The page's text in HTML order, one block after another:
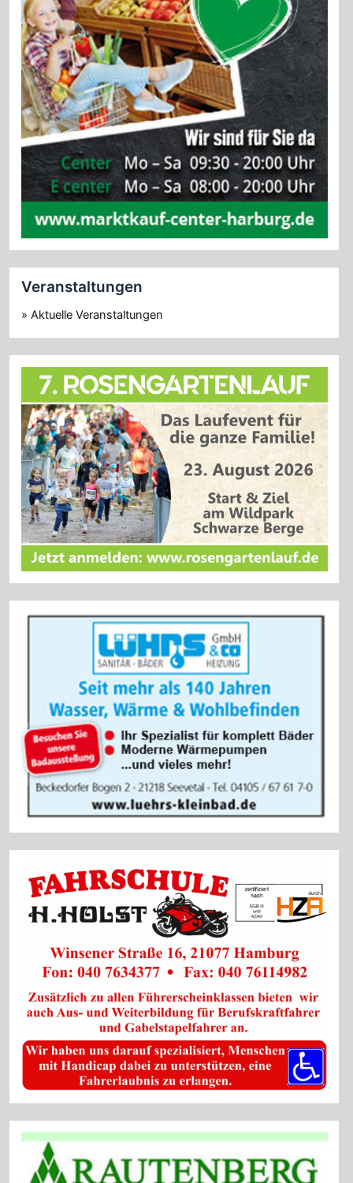
Veranstaltungen
» Aktuelle Veranstaltungen